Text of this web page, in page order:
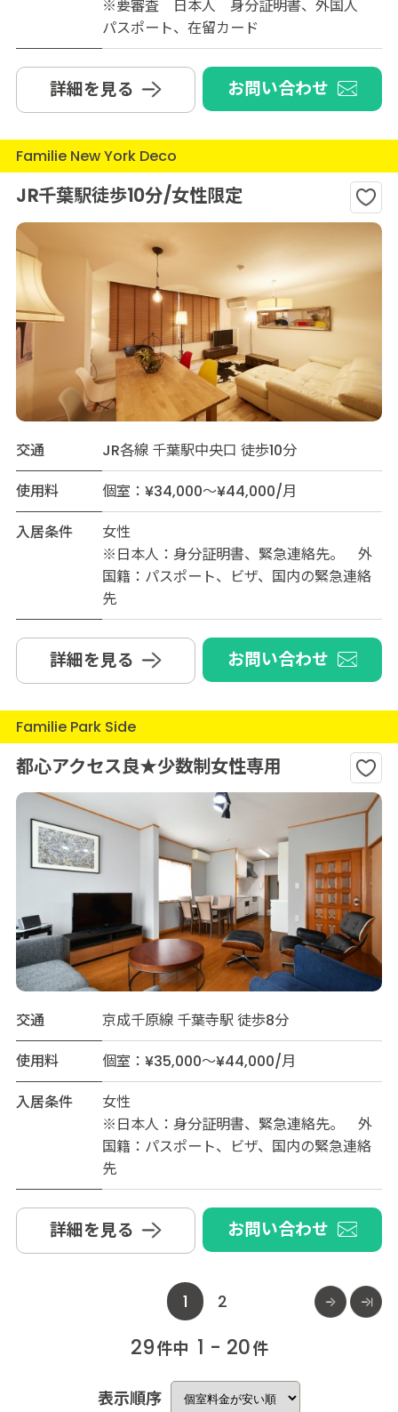
※要審査 日本人 身分証明書、外国人
パスポート、在留カード
詳細を見る お問い合わせ
Familie New York Deco
JR千葉駅徒歩10分/女性限定
交通
JR各線 千葉駅中央口 徒歩10分
使用料
個室：¥34,000～¥44,000/月
入居条件
女性
※日本人：身分証明書、緊急連絡先。 外
国籍：パスポート、ビザ、国内の緊急連絡
先
詳細を見る お問い合わせ
Familie Park Side
都心アクセス良★少数制女性専用
交通
京成千原線 千葉寺駅 徒歩8分
使用料
個室：¥35,000～¥44,000/月
入居条件
女性
※日本人：身分証明書、緊急連絡先。 外
国籍：パスポート、ビザ、国内の緊急連絡
先
詳細を見る お問い合わせ
1 2
29件中 1 - 20件
表示順序